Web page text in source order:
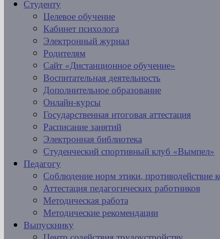
Студенту
Целевое обучение
Кабинет психолога
Электронный журнал
Родителям
Сайт «Дистанционное обучение»
Воспитательная деятельность
Дополнительное образование
Онлайн-курсы
Государственная итоговая аттестация
Расписание занятий
Электронная библиотека
Студенческий спортивный клуб «Вымпел»
Педагогу
Соблюдение норм этики, противодействие
Аттестация педагогических работников
Методическая работа
Методические рекомендации
Выпускнику